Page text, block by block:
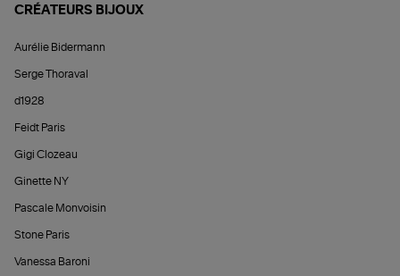
CRÉATEURS BIJOUX
Aurélie Bidermann
Serge Thoraval
d1928
Feidt Paris
Gigi Clozeau
Ginette NY
Pascale Monvoisin
Stone Paris
Vanessa Baroni